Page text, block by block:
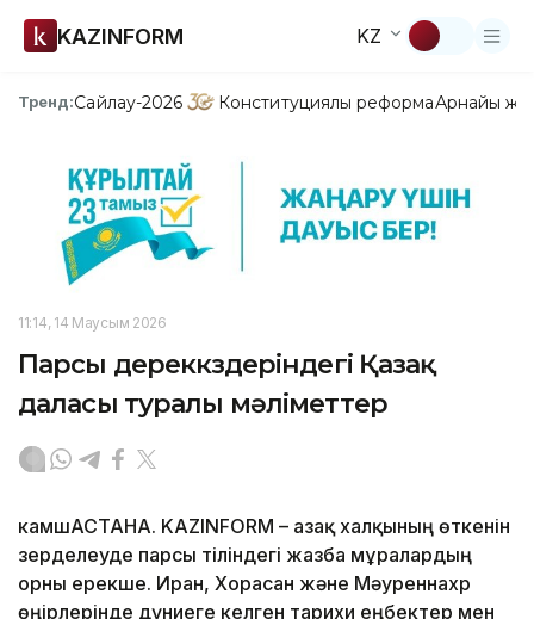
KAZINFORM KZ
Тренд:Сайлау-2026 Конституциялық реформаАрнайы
11:14, 14 Маусым 2026
Парсы дереккөздеріндегі Қазақ
даласы туралы мәліметтер
камшАСТАНА. KAZINFORM – Қазақ халқының өткенін
зерделеуде парсы тіліндегі жазба мұралардың
орны ерекше. Иран, Хорасан және Мәуреннахр
өңірлерінде дүниеге келген тарихи еңбектер мен